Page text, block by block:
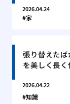
2026.04.24
家
張り替えた
を美しく長
2026.04.22
知識